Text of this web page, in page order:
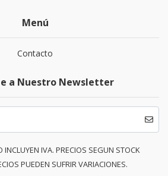
Menú
Contacto
a Nuestro Newsletter
INCLUYEN IVA. PRECIOS SEGUN STOCK
PUEDEN SUFRIR VARIACIONES.